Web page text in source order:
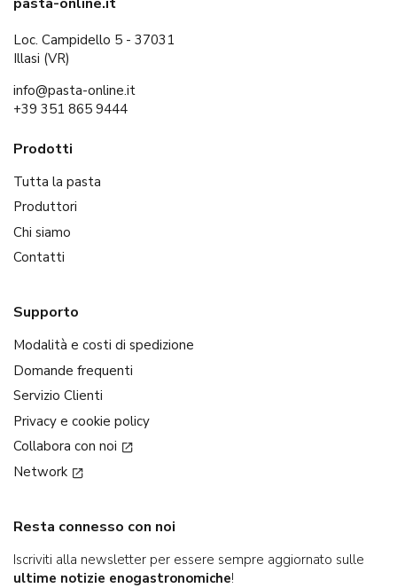
Loc. Campidello 5 - 37031
Illasi (VR)
info@pasta-online.it
+39 351 865 9444
Prodotti
Tutta la pasta
Produttori
Chi siamo
Contatti
Supporto
Modalità e costi di spedizione
Domande frequenti
Servizio Clienti
Privacy e cookie policy
Collabora con noi
Network
Resta connesso con noi
Iscriviti alla newsletter per essere sempre aggiornato sulle
ultime notizie enogastronomiche!